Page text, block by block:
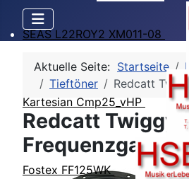
SEAS L22ROY2 XM011-08
Kartesian Cmp25_vHP
Fostex FF125WK
Aktuelle Seite: Startseite
Tieftöner
Redcatt
Redcatt Twiggy
Frequenzgang